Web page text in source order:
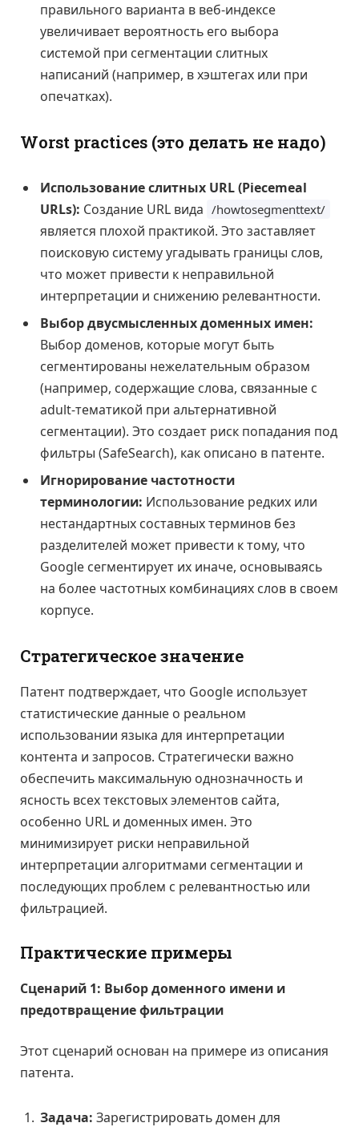
правильного варианта в веб-индексе
увеличивает вероятность его выбора
системой при сегментации слитных
написаний (например, в хэштегах или при
опечатках).
Worst practices (это делать не надо)
Использование слитных URL (Piecemeal
URLs): Создание URL вида /howtosegmenttext/
является плохой практикой. Это заставляет
поисковую систему угадывать границы слов,
что может привести к неправильной
интерпретации и снижению релевантности.
Выбор двусмысленных доменных имен:
Выбор доменов, которые могут быть
сегментированы нежелательным образом
(например, содержащие слова, связанные с
adult-тематикой при альтернативной
сегментации). Это создает риск попадания под
фильтры (SafeSearch), как описано в патенте.
Игнорирование частотности
терминологии: Использование редких или
нестандартных составных терминов без
разделителей может привести к тому, что
Google сегментирует их иначе, основываясь
на более частотных комбинациях слов в своем
корпусе.
Стратегическое значение
Патент подтверждает, что Google использует
статистические данные о реальном
использовании языка для интерпретации
контента и запросов. Стратегически важно
обеспечить максимальную однозначность и
ясность всех текстовых элементов сайта,
особенно URL и доменных имен. Это
минимизирует риски неправильной
интерпретации алгоритмами сегментации и
последующих проблем с релевантностью или
фильтрацией.
Практические примеры
Сценарий 1: Выбор доменного имени и
предотвращение фильтрации
Этот сценарий основан на примере из описания
патента.
Задача: Зарегистрировать домен для